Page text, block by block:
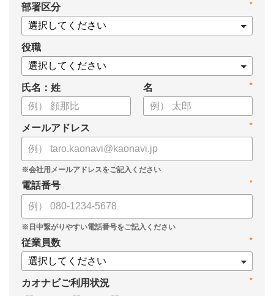
*
部署区分
役職
氏名：姓 *
名
*
メールアドレス
*
電話番号
*
従業員数
*
カオナビご利用状況